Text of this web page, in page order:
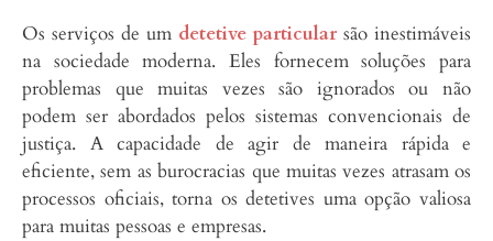
Os serviços de um detetive particular são inestimáveis
na sociedade moderna. Eles fornecem soluções para
problemas que muitas vezes são ignorados ou não
podem ser abordados pelos sistemas convencionais de
justiça. A capacidade de agir de maneira rápida e
eficiente, sem as burocracias que muitas vezes atrasam os
processos oficiais, torna os detetives uma opção valiosa
para muitas pessoas e empresas.